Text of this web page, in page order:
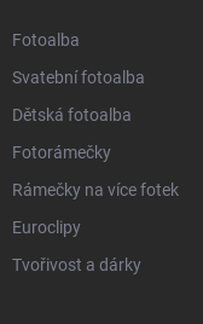
Fotoalba
Svatební fotoalba
Dětská fotoalba
Fotorámečky
Rámečky na více fotek
Euroclipy
Tvořivost a dárky